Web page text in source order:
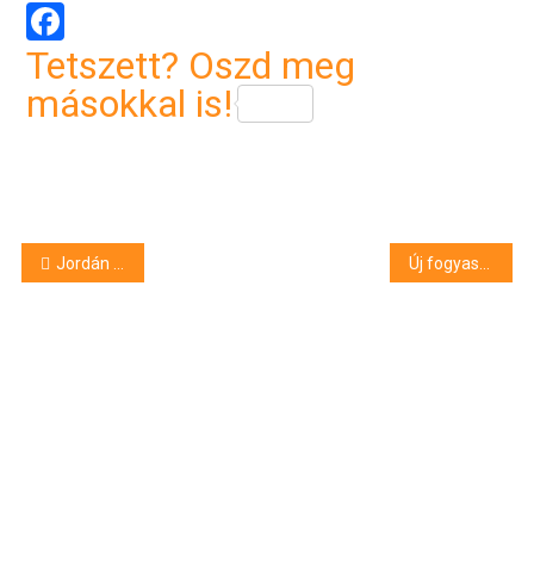
Facebook
Tetszett? Oszd meg
másokkal is!
Bejegyzés
Jordán delegáció az egyetemen